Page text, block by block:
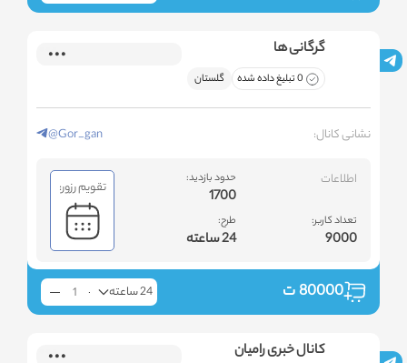
گرگانی ها
0 تبلیغ داده شده گلستان
نشانی کانال: @Gor_gan
اطلاعات
تعداد کاربر:
9000
حدود بازدید:
1700
طرح:
24 ساعته
تقویم رزور:
80000ت 24 ساعته
کانال خبری رامیان